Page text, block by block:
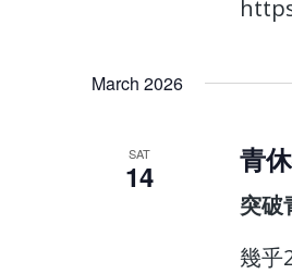
March 2026
SAT
14 青
突破
幾乎